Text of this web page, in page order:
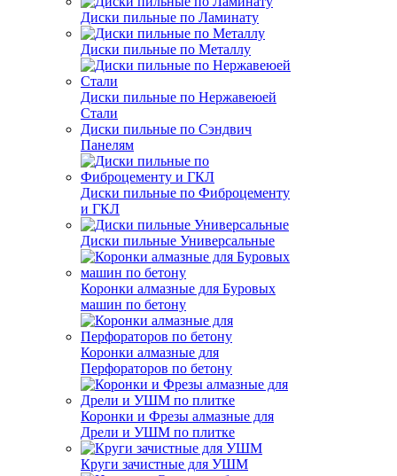
Диски пильные по Ламинату
Диски пильные по Металлу
Диски пильные по Нержавеюей
Стали
Диски пильные по Сэндвич
Панелям
Диски пильные по Фиброцементу
и ГКЛ
Диски пильные Универсальные
Коронки алмазные для Буровых
машин по бетону
Коронки алмазные для
Перфораторов по бетону
Коронки и Фрезы алмазные для
Дрели и УШМ по плитке
Круги зачистные для УШМ